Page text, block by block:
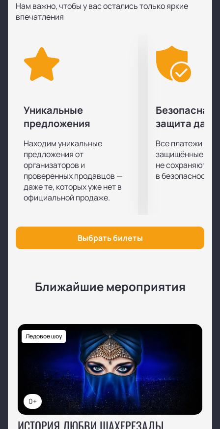
состоятся 29 и 30 мая. Сначала пройдут два
полуфинала, а уже 30 мая будет финал и игра за 3-е
Каким будет исход первого полуфинала и кто же в
итоге поборется за титул обладателя Кубка в
финальном матче, мы узнаем совсем скоро!
Купить билеты на первый полуфинал Кубка Черного
нашем сайте легко и просто онлайн.
Нам важно, чтобы у вас остались только яркие
впечатления
Уникальные
предложения
Находим уникальные
предложения от
организаторов и
проверенных продавцов —
даже те, которых уже нет в
официальной продаже.
Безопасная
защита
Все платежи
защищённые
не сохраняются
в безопасности.
Выбрать билеты
Ближайшие мероприятия
0+
Ледовое шоу